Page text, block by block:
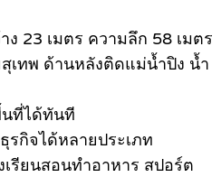
ง 23 เมตร ความลึก 58 เมตร
สุเทพ ด้านหลังติดแม่น้ำปิง น้ำ
ที่ได้ทันที
รกิจได้หลายประเภท
เรียนสอนทำอาหาร สปอร์ต